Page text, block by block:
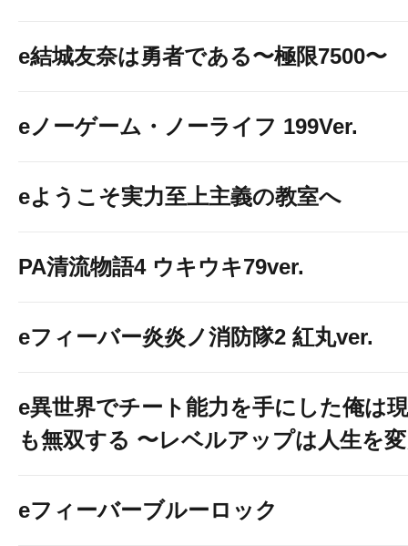
e結城友奈は勇者である〜極限7500〜
eノーゲーム・ノーライフ 199Ver.
eようこそ実力至上主義の教室へ
PA清流物語4 ウキウキ79ver.
eフィーバー炎炎ノ消防隊2 紅丸ver.
e異世界でチート能力を手にした俺は
も無双する 〜レベルアップは人生を
eフィーバーブルーロック